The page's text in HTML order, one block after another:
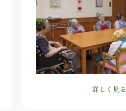
詳しく見る